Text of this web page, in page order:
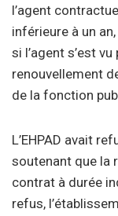
l’agent
inférieure à un
si l’agent s’est
renouvellement
de la fonction
L’EHPAD avait
soutenant que la
contrat à durée
refus,